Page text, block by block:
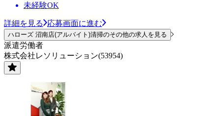
未経験OK
詳細を見る 応募画面に進む
ハローズ 沼南店(アルバイト)清掃のその他の求人を見る
派遣労働者
株式会社レソリューション(53954)